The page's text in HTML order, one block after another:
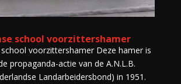
school voorzittershamer
voorzittershamer Deze hamer is
propaganda-actie van de A.N.L.B.
Landarbeidersbond) in 1951.